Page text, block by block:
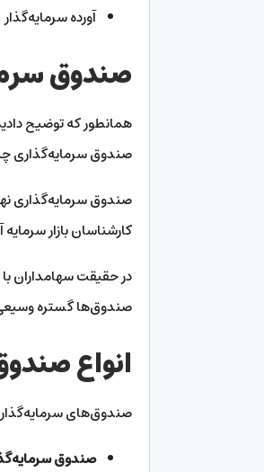
آورده سرمایه‌گذار
صندوق
همانطور که توضیح
صندوق سرمایه‌گذاری
صندوق سرمایه‌گذاری
کارشناسان بازار سرمایه
در حقیقت سهامداران
صندوق‌ها گستره وسیعی
انواع
صندوق‌های
صندوق